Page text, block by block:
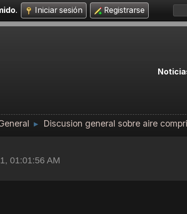
. Iniciar sesión Registrarse
► Discusion general sobre aire
01:01:56 AM